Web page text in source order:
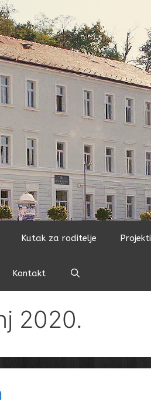
Kutak za roditelje Projekti
Kontakt
2020.